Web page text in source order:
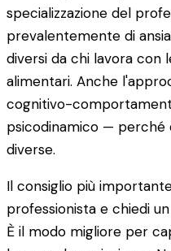
specializzazione del
prevalentemente di
diversi da chi lavora con
alimentari. Anche
cognitivo-
psicodinamico —
diverse.
Il consiglio più
professionista e chiedi
È il modo migliore per